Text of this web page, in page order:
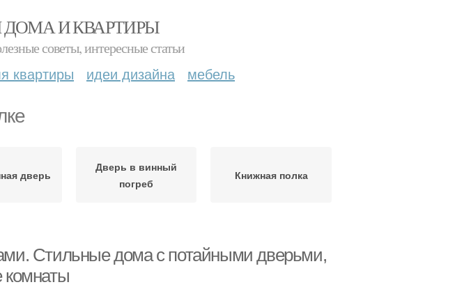
ДОМА И КВАРТИРЫ
советы, интересные статьи
квартиры идеи дизайна мебель
дверь
Дверь в винный
погреб
Книжная полка
Стильные дома с потайными дверьми,
комнаты